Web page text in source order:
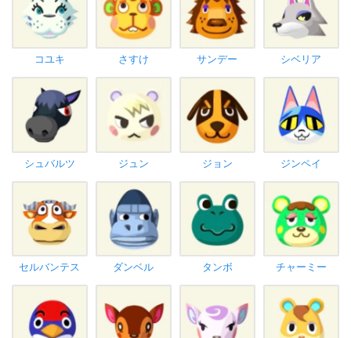
コユキ さすけ サンデー シベリア
シュバルツ ジュン ジョン ジンペイ
セルバンテス ダンベル タンボ チャーミー